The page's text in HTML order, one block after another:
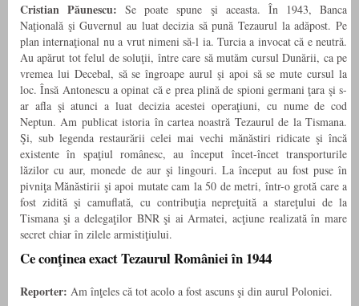
Cristian Păunescu: Se poate spune şi aceasta. În 1943, Banca
Naţională şi Guvernul au luat decizia să pună Tezaurul la adăpost. Pe
plan internaţional nu a vrut nimeni să-l ia. Turcia a invocat că e neutră.
Au apărut tot felul de soluţii, între care să mutăm cursul Dunării, ca pe
vremea lui Decebal, să se îngroape aurul şi apoi să se mute cursul la
loc. Însă Antonescu a opinat că e prea plină de spioni germani ţara şi s-
ar afla şi atunci a luat decizia acestei operaţiuni, cu nume de cod
Neptun. Am publicat istoria în cartea noastră Tezaurul de la Tismana.
Şi, sub legenda restaurării celei mai vechi mănăstiri ridicate şi încă
existente în spaţiul românesc, au început încet-încet transporturile
lăzilor cu aur, monede de aur şi lingouri. La început au fost puse în
pivniţa Mănăstirii şi apoi mutate cam la 50 de metri, într-o grotă care a
fost zidită şi camuflată, cu contribuţia nepreţuită a stareţului de la
Tismana şi a delegaţilor BNR şi ai Armatei, acţiune realizată în mare
secret chiar în zilele armistiţiului.
Ce conţinea exact Tezaurul României în 1944
Reporter: Am înţeles că tot acolo a fost ascuns şi din aurul Poloniei.